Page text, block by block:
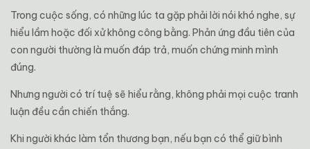
Trong cuộc sống, có những lúc ta gặp phải lời nói khó nghe, sự
hiểu lầm hoặc đối xử không công bằng. Phản ứng đầu tiên của
con người thường là muốn đáp trả, muốn chứng minh mình
đúng.
Nhưng người có trí tuệ sẽ hiểu rằng, không phải mọi cuộc tranh
luận đều cần chiến thắng.
Khi người khác làm tổn thương bạn, nếu bạn có thể giữ bình